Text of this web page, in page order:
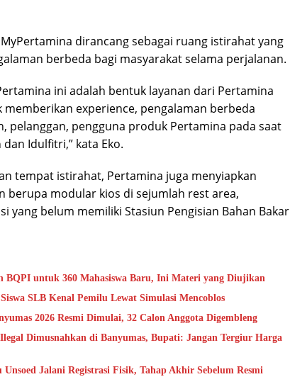
dirancang sebagai ruang istirahat yang
berbeda bagi masyarakat selama perjalanan.
ini adalah bentuk layanan dari Pertamina
memberikan experience, pengalaman berbeda
pelanggan, pengguna produk Pertamina pada saat
Idulfitri,” kata Eko.
tempat istirahat, Pertamina juga menyiapkan
berupa modular kios di sejumlah rest area,
yang belum memiliki Stasiun Pengisian Bahan Bakar
BQPI untuk 360 Mahasiswa Baru, Ini Materi yang Diujikan
SLB Kenal Pemilu Lewat Simulasi Mencoblos
2026 Resmi Dimulai, 32 Calon Anggota Digembleng
Dimusnahkan di Banyumas, Bupati: Jangan Tergiur Harga
Unsoed Jalani Registrasi Fisik, Tahap Akhir Sebelum Resmi